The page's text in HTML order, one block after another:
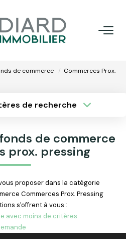
/ ESTIMER
SON BIEN
AGENCES
FISCALITÉ
de commerce
Commerces Prox.
de recherche
de commerce
prox. pressing
proposer dans la catégorie
Commerces Prox. Pressing
s'offrent à vous :
avec moins de critères.